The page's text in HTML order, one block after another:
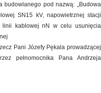
pod nazwą: „Budowa
SN15 kV, napowietrznej stacji
linii kablowej nN w celu usunięcia
Pani Józefy Pękala prowadzącej
pełnomocnika Pana Andrzeja